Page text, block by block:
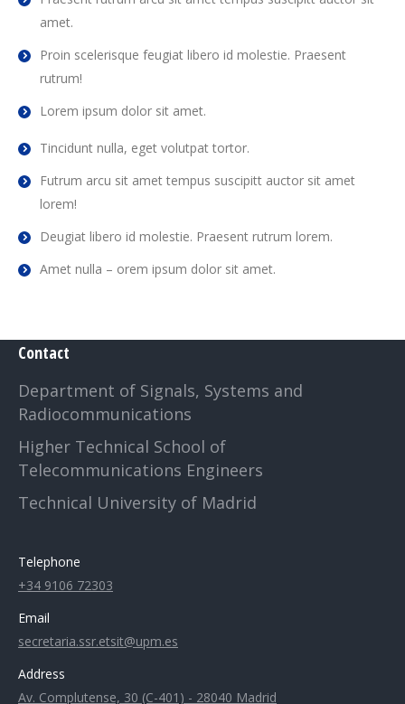
amet.
Proin scelerisque feugiat libero id molestie. Praesent
rutrum!
Lorem ipsum dolor sit amet.
Tincidunt nulla, eget volutpat tortor.
Futrum arcu sit amet tempus suscipitt auctor sit amet
lorem!
Deugiat libero id molestie. Praesent rutrum lorem.
Amet nulla – orem ipsum dolor sit amet.
Contact
Department of Signals, Systems and
Radiocommunications
Higher Technical School of
Telecommunications Engineers
Technical University of Madrid
Telephone
+34 9106 72303
Email
secretaria.ssr.etsit@upm.es
Address
Av. Complutense, 30 (C-401) - 28040 Madrid